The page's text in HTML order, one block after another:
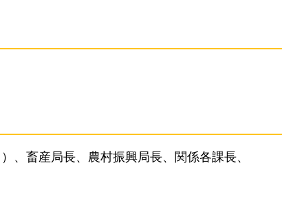
、畜産局長、農村振興局長、関係各課長、